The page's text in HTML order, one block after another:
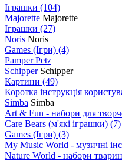
Іграшки (104)
Majorette Majorette
Іграшки (27)
Noris Noris
Games (Ігри) (4)
Pamper Petz
Schipper Schipper
Картини (49)
Коротка інструкція
Simba Simba
Art & Fun - набори для
Care Bears (м'які іграшки) (7)
Games (Ігри) (3)
My Music World - музичні
Nature World - набори тварин